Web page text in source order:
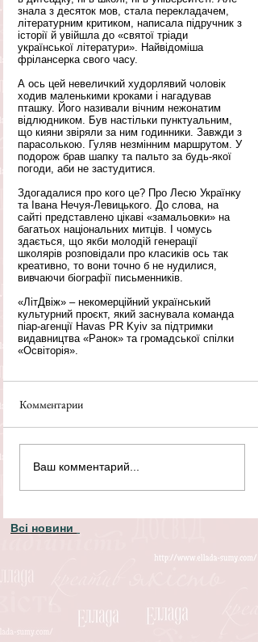
знала з десяток мов, стала перекладачем,
літературним критиком, написала підручник з
історії й увійшла до «святої тріади
української літератури». Найвідоміша
фрілансерка свого часу.
А ось цей невеличкий худорлявий чоловік
ходив маленькими кроками і нагадував
пташку. Його називали вічним нежонатим
відлюдником. Був настільки пунктуальним,
що кияни звіряли за ним годинники. Завжди з
парасолькою. Гуляв незмінним маршрутом. У
подорож брав шапку та пальто за будь-якої
погоди, аби не застудитися.
Здогадалися про кого це? Про Лесю Українку
та Івана Нечуя-Левицького. До слова, на
сайті представлено цікаві «замальовки» на
багатьох національних митців. І чомусь
здається, що якби молодій генерації
школярів розповідали про класиків ось так
креативно, то вони точно б не нудилися,
вивчаючи біографії письменників.
«ЛітДвіж» – некомерційний український
культурний проєкт, який заснувала команда
піар-агенції Havas PR Kyiv за підтримки
видавництва «Ранок» та громадської спілки
«Освіторія».
Комментарии
Ваш комментарий...
Всі новини